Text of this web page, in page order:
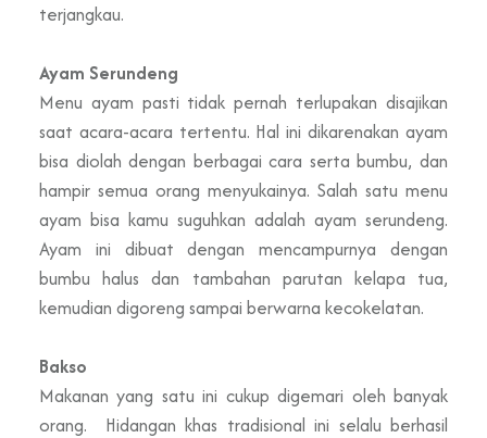
terjangkau.
Ayam Serundeng
Menu ayam pasti tidak pernah terlupakan disajikan
saat acara-acara tertentu. Hal ini dikarenakan ayam
bisa diolah dengan berbagai cara serta bumbu, dan
hampir semua orang menyukainya. Salah satu menu
ayam bisa kamu suguhkan adalah ayam serundeng.
Ayam ini dibuat dengan mencampurnya dengan
bumbu halus dan tambahan parutan kelapa tua,
kemudian digoreng sampai berwarna kecokelatan.
Bakso
Makanan yang satu ini cukup digemari oleh banyak
orang. Hidangan khas tradisional ini selalu berhasil